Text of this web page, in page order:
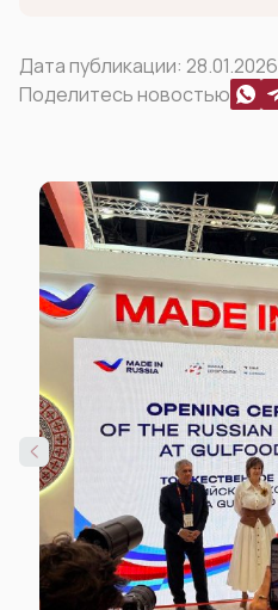
Дата публикации: 28.01.2026
Поделитесь новостью